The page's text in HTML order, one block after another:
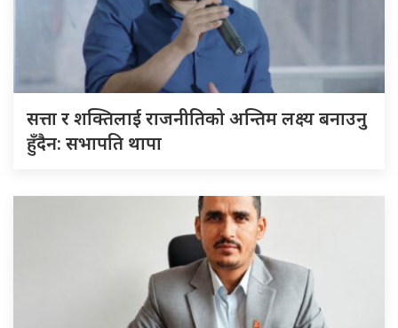
सत्ता र शक्तिलाई राजनीतिको अन्तिम लक्ष्य बनाउनु
हुँदैन: सभापति थापा